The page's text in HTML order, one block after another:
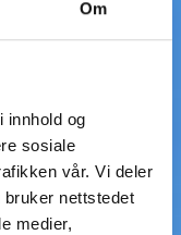
Om
innhold og
sosiale
vår. Vi deler
nettstedet
medier,